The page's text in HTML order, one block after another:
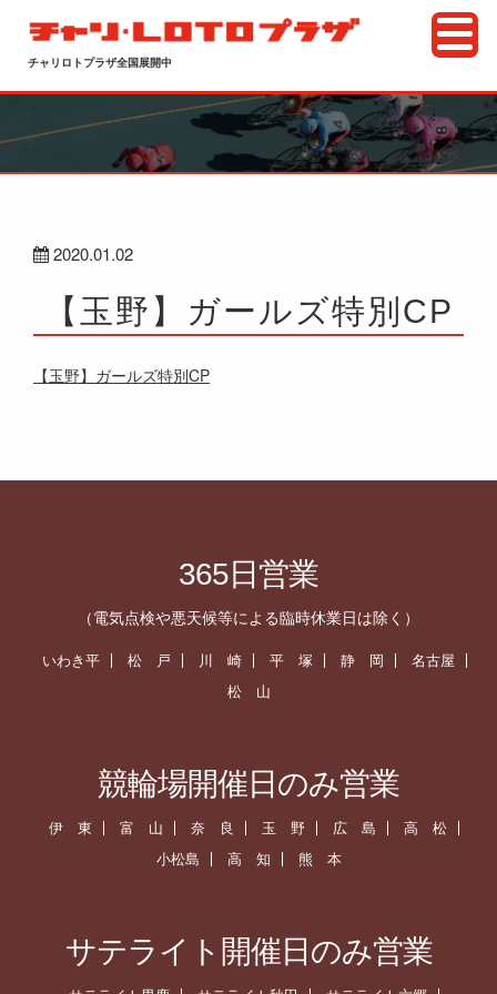
チャリロトプラザ全国展開中
2020.01.02
【玉野】ガールズ特別CP
【玉野】ガールズ特別CP
365日営業
（電気点検や悪天候等による臨時休業日は除く）
いわき平 松 戸 川 崎 平 塚 静 岡
名古屋
松 山
競輪場開催日のみ営業
伊 東 富 山 奈 良 玉 野 広 島
高 松
小松島
高 知 熊 本
サテライト開催日のみ営業